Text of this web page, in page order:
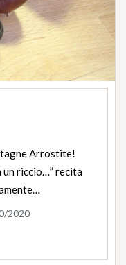
Arrostite!
un riccio…” recita
2020